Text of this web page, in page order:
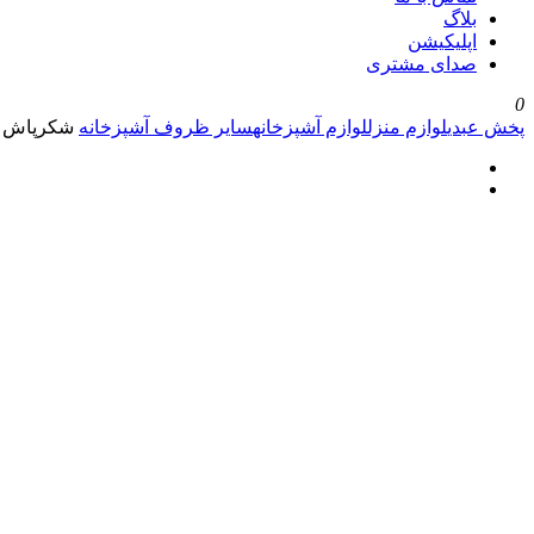
بلاگ
اپلیکیشن
صدای مشتری
0
پخش عبدیلوازم منزللوازم آشپزخانهسایر ظروف آشپزخانه شکرپاش